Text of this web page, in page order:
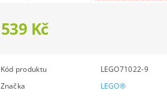
539 Kč
Kód produktu
LEGO71022-9
Značka
LEGO®